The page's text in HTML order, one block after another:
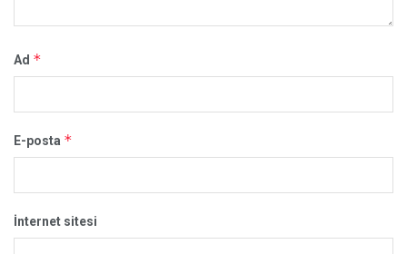
Ad *
E-posta *
İnternet sitesi